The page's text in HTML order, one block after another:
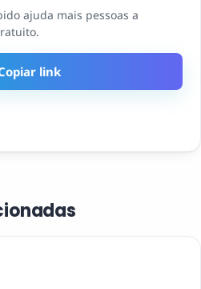
ajuda mais pessoas a
link